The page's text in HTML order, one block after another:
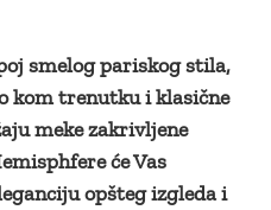
smelog pariskog stila,
kom trenutku i klasične
meke zakrivljene
će Vas
opšteg izgleda i